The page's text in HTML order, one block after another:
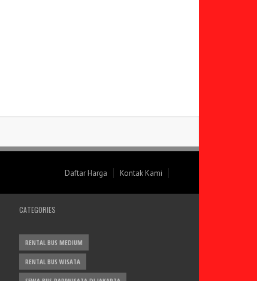
Daftar Harga Kontak Kami
CATEGORIES
RENTAL BUS MEDIUM
RENTAL BUS WISATA